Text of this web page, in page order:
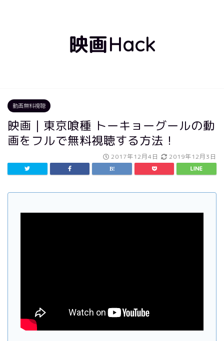
映画Hack
動画無料視聴
映画｜東京喰種 トーキョーグールの動
画をフルで無料視聴する方法！
2017年12月4日 2019年12月3日